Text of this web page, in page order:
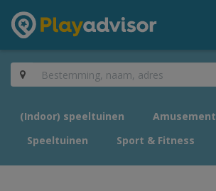
(Indoor) speeltuinen
Amusement
Speeltuinen
Sport & Fitness